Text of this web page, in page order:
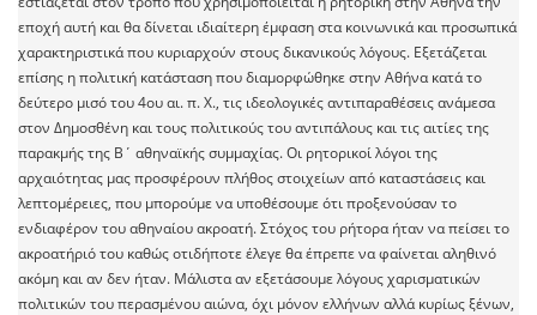
εποχή αυτή και θα δίνεται ιδιαίτερη έμφαση στα κοινωνικά και προσωπικά
χαρακτηριστικά που κυριαρχούν στους δικανικούς λόγους. Εξετάζεται
επίσης η πολιτική κατάσταση που διαμορφώθηκε στην Αθήνα κατά το
δεύτερο μισό του 4ου αι. π. Χ., τις ιδεολογικές αντιπαραθέσεις ανάμεσα
στον Δημοσθένη και τους πολιτικούς του αντιπάλους και τις αιτίες της
παρακμής της Β΄ αθηναϊκής συμμαχίας. Οι ρητορικοί λόγοι της
αρχαιότητας μας προσφέρουν πλήθος στοιχείων από καταστάσεις και
λεπτομέρειες, που μπορούμε να υποθέσουμε ότι προξενούσαν το
ενδιαφέρον του αθηναίου ακροατή. Στόχος του ρήτορα ήταν να πείσει το
ακροατήριό του καθώς οτιδήποτε έλεγε θα έπρεπε να φαίνεται αληθινό
ακόμη και αν δεν ήταν. Μάλιστα αν εξετάσουμε λόγους χαρισματικών
πολιτικών του περασμένου αιώνα, όχι μόνον ελλήνων αλλά κυρίως ξένων,